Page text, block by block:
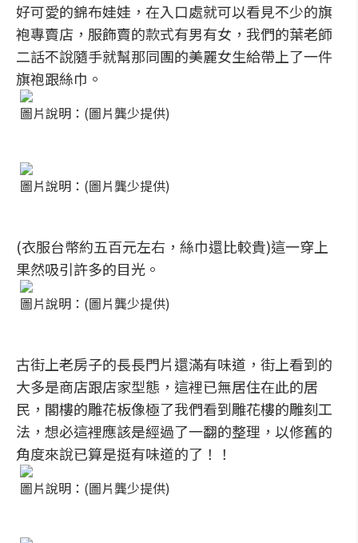
好可愛的錦布娃娃，在入口處就可以看見不少的旗
袍專賣店，服飾賣的款式有男有女，我們的葉老師
二話不說隨手就幫那同團的美麗女生給帶上了一件
旗袍跟絲巾。
圖片說明：(圖片龔少提供)
圖片說明：(圖片龔少提供)
(衣服台幣約五百元左右，絲巾還比較貴)這一穿上
果然吸引許多的目光。
圖片說明：(圖片龔少提供)
古街上老房子的長長門片還滿有味道，街上看到的
大多是商店跟店家型態，這裡已無居住在此的居
民，閣樓的雕花板像極了我們看到雕花樓的雕刻工
法，想必這裡應該是經過了一翻的整理，以修舊的
角度來說已算是挺有味道的了！！
圖片說明：(圖片龔少提供)